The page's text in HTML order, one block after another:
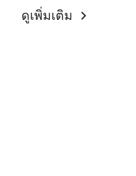
ดูเพิ่มเติม